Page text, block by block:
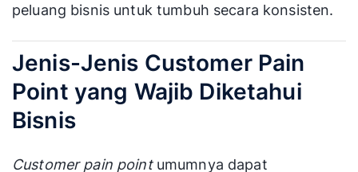
peluang bisnis untuk tumbuh secara konsisten.
Jenis-Jenis Customer Pain
Point yang Wajib Diketahui
Bisnis
Customer pain pointumumnya dapat